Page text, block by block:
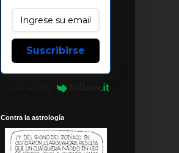
Suscribirse
Contra la astrología